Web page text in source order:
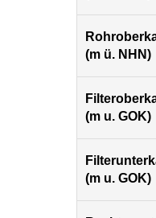
(m ü. NHN)
(m u. GOK)
(m u. GOK)